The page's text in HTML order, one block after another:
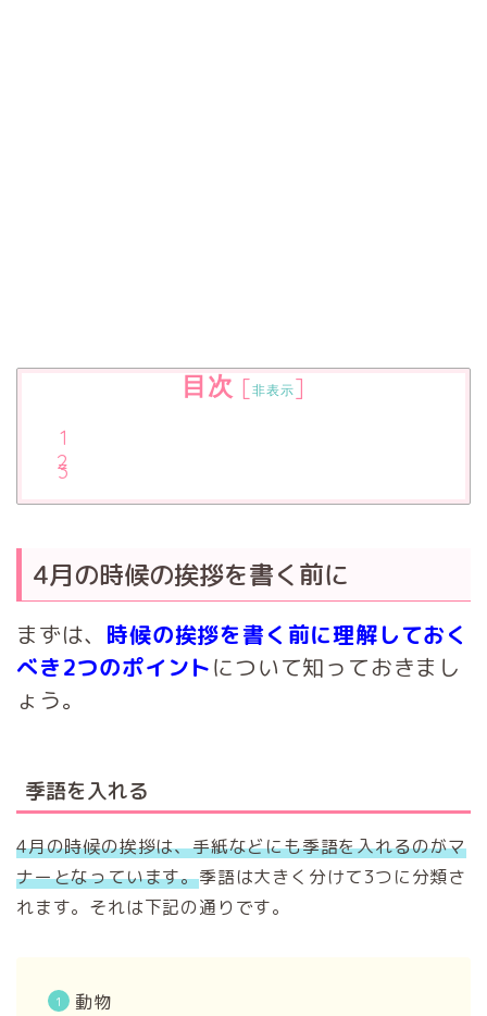
目次 [非表示]
4月の時候の挨拶を書く前に
まずは、 時候の挨拶を書く前に理解しておく
べき2つのポイントについて知っておきまし
ょう。
季語を入れる
4月の時候の挨拶は、手紙などにも季語を入れるのがマ
ナーとなっています。季語は大きく分けて3つに分類さ
れます。それは下記の通りです。
動物